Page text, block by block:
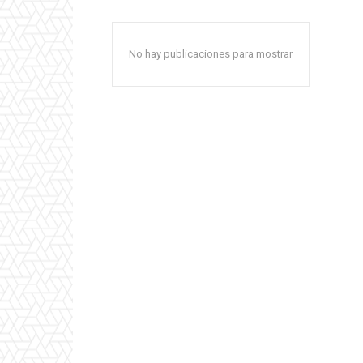
No hay publicaciones para mostrar